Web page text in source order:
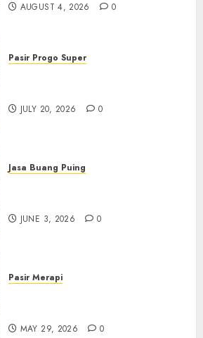
AUGUST 4, 2026 0
Pasir Progo Super
JULY 20, 2026 0
Jasa Buang Puing
JUNE 3, 2026 0
Pasir Merapi
MAY 29, 2026 0